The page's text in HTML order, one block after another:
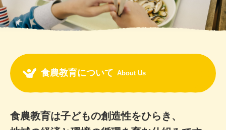
食農教育について About Us
食農教育は子どもの創造性をひらき、